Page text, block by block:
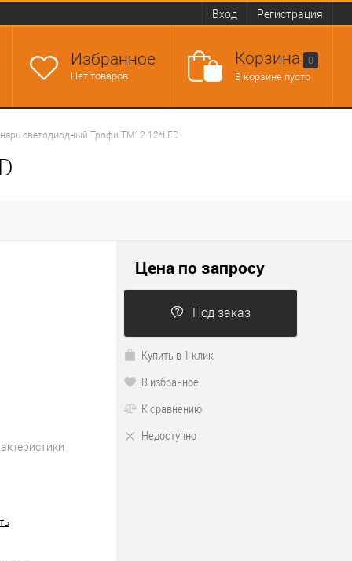
Вход Регистрация
Избранное
Нет товаров
Корзина
0
В корзине пусто
светодиодный Трофи TM12 12*LED
Цена по запросу
Под заказ
Купить в 1 клик
В избранное
К сравнению
Недоступно